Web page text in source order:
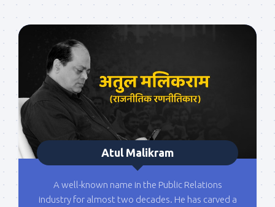
Atul Malikram
A well-known name in the Public Relations
industry for almost two decades. He has carved a